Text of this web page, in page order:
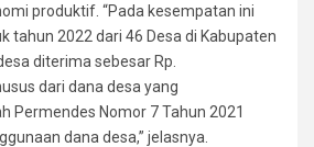
produktif. “Pada kesempatan ini
tahun 2022 dari 46 Desa di Kabupaten
diterima sebesar Rp.
dari dana desa yang
Permendes Nomor 7 Tahun 2021
dana desa,” jelasnya.